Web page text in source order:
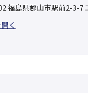
福島県郡山市駅前2-3-7
く